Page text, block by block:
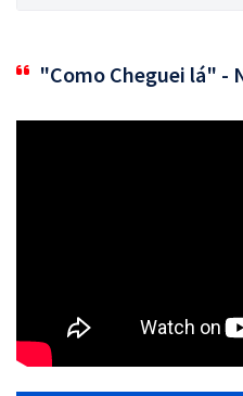
"Como Cheguei lá" -